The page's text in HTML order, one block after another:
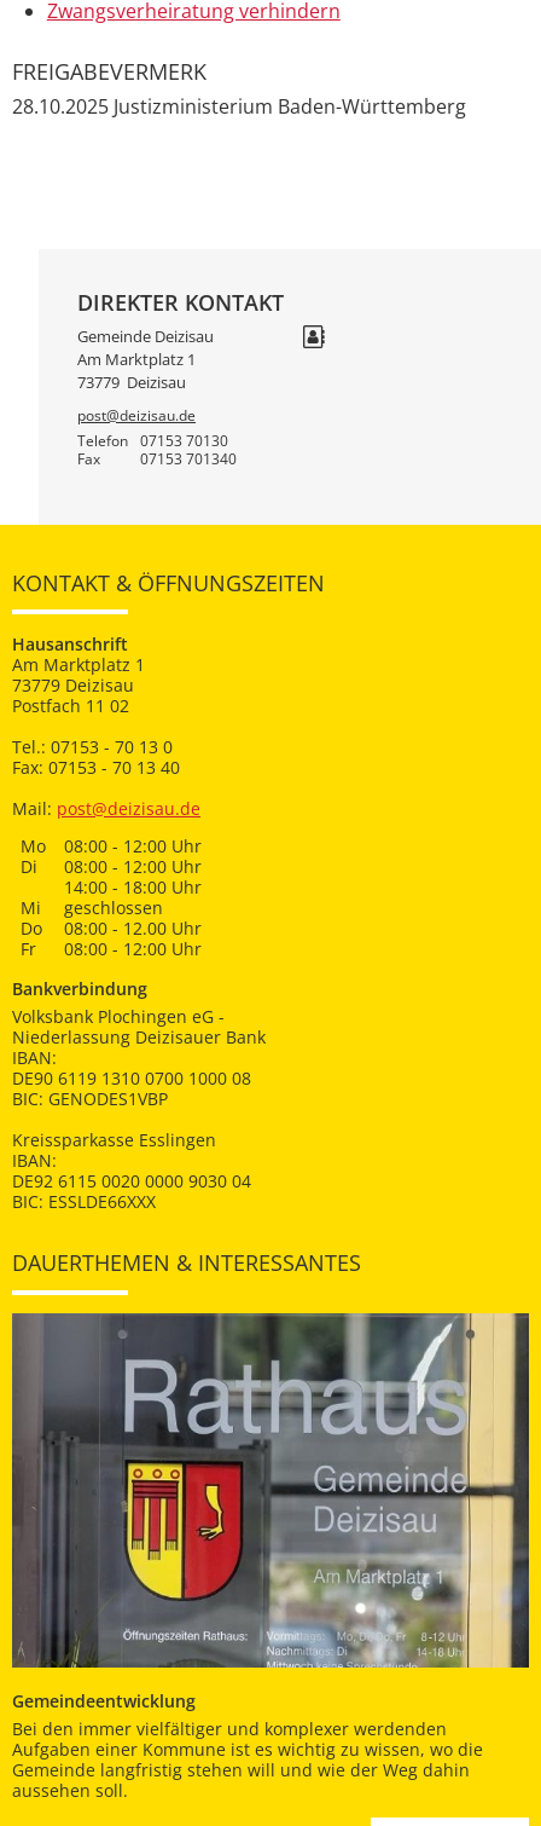
Zwangsverheiratung verhindern
FREIGABEVERMERK
28.10.2025 Justizministerium Baden-Württemberg
DIREKTER KONTAKT
Gemeinde Deizisau
Am Marktplatz 1
73779 Deizisau
post@deizisau.de
Telefon
07153 70130
Fax 07153 701340
KONTAKT & ÖFFNUNGSZEITEN
Hausanschrift
Am Marktplatz 1
73779 Deizisau
Postfach 11 02
Tel.: 07153 - 70 13 0
Fax: 07153 - 70 13 40
Mail: post@deizisau.de
Mo
08:00 - 12:00 Uhr
Di
08:00 - 12:00 Uhr
14:00 - 18:00 Uhr
Mi
geschlossen
Do
08:00 - 12.00 Uhr
Fr
08:00 - 12:00 Uhr
Bankverbindung
Volksbank Plochingen eG -
Niederlassung Deizisauer Bank
IBAN:
DE90 6119 1310 0700 1000 08
BIC: GENODES1VBP
Kreissparkasse Esslingen
IBAN:
DE92 6115 0020 0000 9030 04
BIC: ESSLDE66XXX
DAUERTHEMEN & INTERESSANTES
Gemeindeentwicklung
Bei den immer vielfältiger und komplexer werdenden
Aufgaben einer Kommune ist es wichtig zu wissen, wo die
Gemeinde langfristig stehen will und wie der Weg dahin
aussehen soll.